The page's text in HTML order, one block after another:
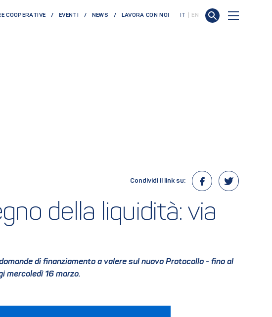
COOPERATIVE EVENTI NEWS LAVORA CON NOI IT EN
Condividi il link su:
della liquidità: via
di finanziamento a valere sul nuovo Protocollo - fino al
mercoledì 16 marzo.